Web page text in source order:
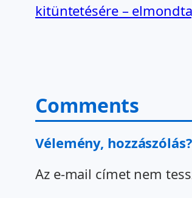
kitüntetésére –
Comments
Vélemény, hozzászólás?
Az e-mail címet nem